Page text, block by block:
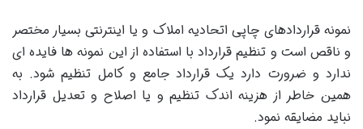
نمونه قراردادهای چاپی اتحادیه املاک و یا اینترنتی بسیار مختصر
و ناقص است و تنظیم قرارداد با استفاده از این نمونه ها فایده ای
ندارد و ضرورت دارد یک قرارداد جامع و کامل تنظیم شود. به
همین خاطر از هزینه اندک تنظیم و یا اصلاح و تعدیل قرارداد
نباید مضایقه نمود.